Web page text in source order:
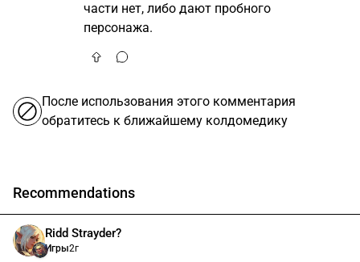
части нет, либо дают пробного
персонажа.
После использования этого комментария
обратитесь к ближайшему колдомедику
Recommendations
Ridd Strayder?
Игры2г